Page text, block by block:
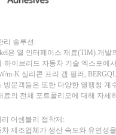
리 솔루션:
은 열 인터페이스 재료(TIM) 개
·하이브리드 자동차 기술 엑스포에
m-K 실리콘 프리 갭 필러,
방문객들은 또한 다양한 열팽창 계
료의 전체 포트폴리오에 대해 자세
리 어셈블리 접착제:
차 제조업체가 생산 속도와 유연성